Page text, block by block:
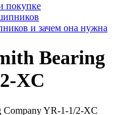
покупке
и зачем она нужна
Bearing
XC